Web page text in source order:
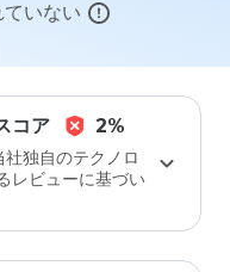
いない
コア 2%
独自のテクノロ
レビューに基づい